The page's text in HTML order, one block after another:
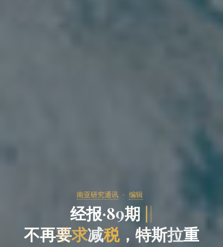
南亚研究通讯 编辑
经报·89期 |
不再要求减税， 特斯拉重